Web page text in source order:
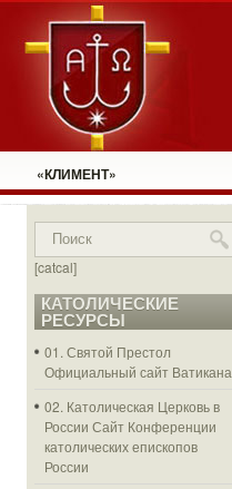
«КЛИМЕНТ»
[catcal]
КАТОЛИЧЕСКИЕ
РЕСУРСЫ
01. Святой Престол
Официальный сайт Ватикана
02. Католическая Церковь в
России Сайт Конференции
католических епископов
России